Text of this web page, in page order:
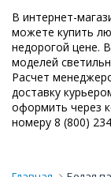
В интернет-
можете купить
недорогой цене.
моделей
Расчет
доставку
оформить через
номеру 8 (800)